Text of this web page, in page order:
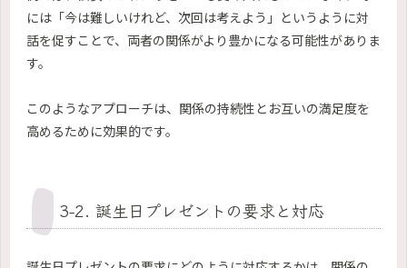
には「今は難しいけれど、次回は考えよう」というように対
話を促すことで、両者の関係がより豊かになる可能性がありま
す。
このようなアプローチは、関係の持続性とお互いの満足度を
高めるために効果的です。
3-2. 誕生日プレゼントの要求と対応